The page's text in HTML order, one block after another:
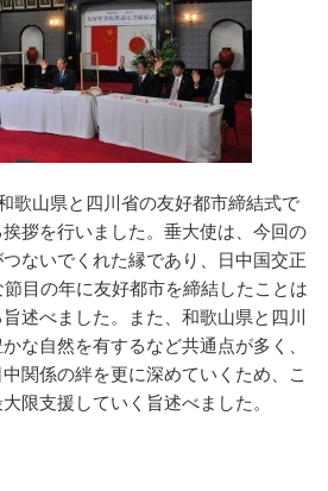
歌山県と四川省の友好都市締結式で
拶を行いました。垂大使は、今回の
ないでくれた縁であり、日中国交正
目の年に友好都市を締結したことは
述べました。また、和歌山県と四川
な自然を有するなど共通点が多く、
関係の絆を更に深めていくため、こ
限支援していく旨述べました。